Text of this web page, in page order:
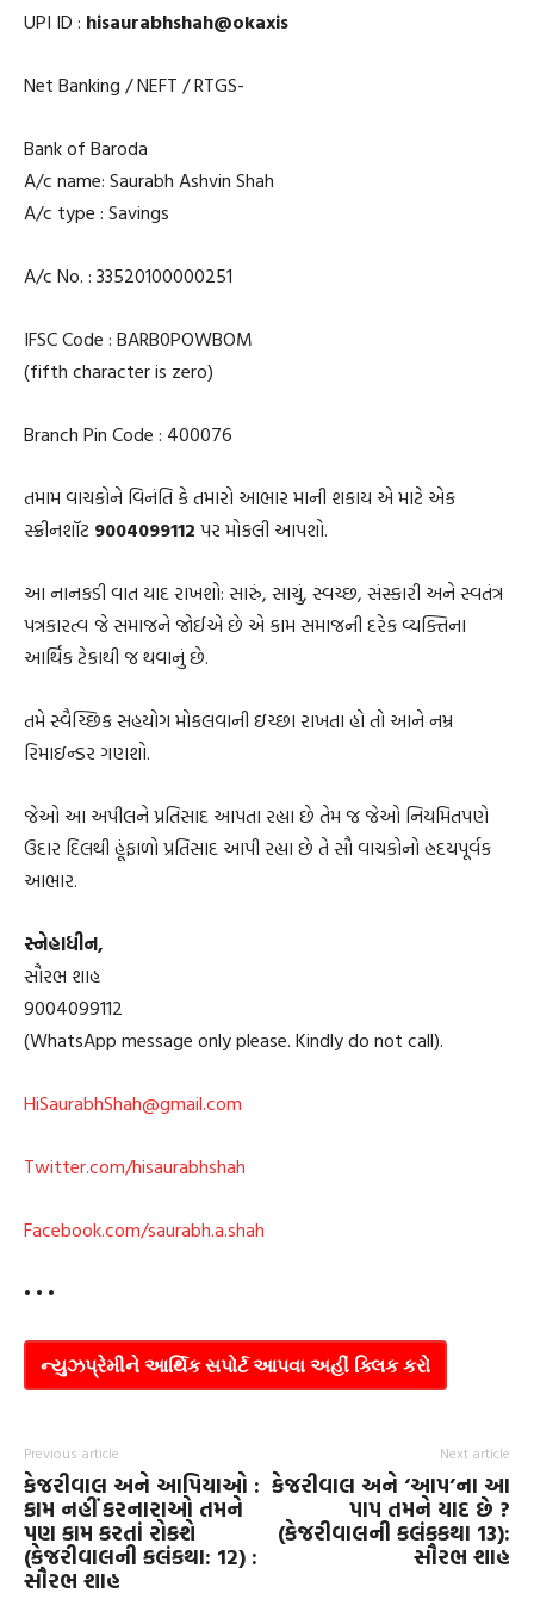
UPI ID : hisaurabhshah@okaxis
Net Banking / NEFT / RTGS-
Bank of Baroda
A/c name: Saurabh Ashvin Shah
A/c type : Savings
A/c No. : 33520100000251
IFSC Code : BARB0POWBOM
(fifth character is zero)
Branch Pin Code : 400076
તમામ વાચકોને વિનંતિ કે તમારો આભાર માની શકાય એ માટે એક
સ્ક્રીનશૉટ 9004099112 પર મોકલી આપશો.
આ નાનકડી વાત યાદ રાખશો: સારું, સાચું, સ્વચ્છ, સંસ્કારી અને સ્વતંત્ર
પત્રકારત્વ જે સમાજને જોઈએ છે એ કામ સમાજની દરેક વ્યક્તિના
આર્થિક ટેકાથી જ થવાનું છે.
તમે સ્વૈચ્છિક સહયોગ મોકલવાની ઇચ્છા રાખતા હો તો આને નમ્ર
રિમાઇન્ડર ગણશો.
જેઓ આ અપીલને પ્રતિસાદ આપતા રહ્યા છે તેમ જ જેઓ નિયમિતપણે
ઉદાર દિલથી હૂંફાળો પ્રતિસાદ આપી રહ્યા છે તે સૌ વાચકોનો હ્રદયપૂર્વક
આભાર.
સ્નેહાધીન,
સૌરભ શાહ
9004099112
(WhatsApp message only please. Kindly do not call).
HiSaurabhShah@gmail.com
Twitter.com/hisaurabhshah
Facebook.com/saurabh.a.shah
• • •
ન્યુઝપ્રેમીને આર્થિક સપોર્ટ આપવા અહીં ક્લિક કરો
Previous article
કેજરીવાલ અને આપિયાઓ :
કામ નહીં કરનારાઓ તમને
પણ કામ કરતાં રોકશે
(કેજરીવાલની કલંકથા: 12) :
સૌરભ શાહ
Next article
કેજરીવાલ અને ‘આપ’ના આ
પાપ તમને યાદ છે ?
(કેજરીવાલની કલંકકથા 13):
સૌરભ શાહ